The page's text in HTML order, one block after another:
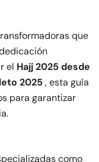
que
el Hajj 2025 desde
2025 , esta guía
para garantizar
como